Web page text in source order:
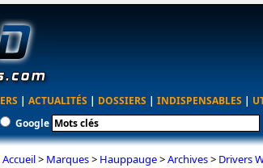
| ACTUALITÉS | DOSSIERS | INDISPENSABLES |
Google
Accueil> Marques> Hauppauge>Archives> Drivers